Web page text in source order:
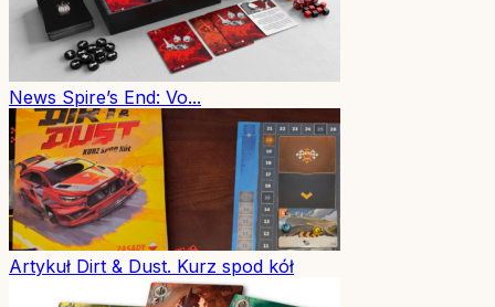
News Spire’s End: Vo...
Artykuł Dirt & Dust. Kurz spod kół